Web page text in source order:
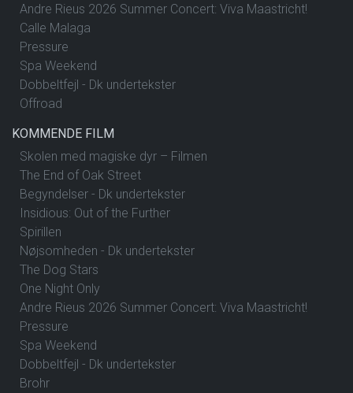
Andre Rieus 2026 Summer Concert: Viva Maastricht!
Calle Malaga
Pressure
Spa Weekend
Dobbeltfejl - Dk undertekster
Offroad
KOMMENDE FILM
Skolen med magiske dyr – Filmen
The End of Oak Street
Begyndelser - Dk undertekster
Insidious: Out of the Further
Spirillen
Nøjsomheden - Dk undertekster
The Dog Stars
One Night Only
Andre Rieus 2026 Summer Concert: Viva Maastricht!
Pressure
Spa Weekend
Dobbeltfejl - Dk undertekster
Brohr